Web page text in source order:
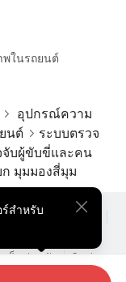
ถรองรับสายการ
อง , ไฟ LED, ไฟ
นาด 1000 ตาราง
เหลือในการใช้
องสำหรับสาย
แบบถักและ
ต่างกันตามลำดับ
บการจัดเก็บและ
ารควบคุมคุณภาพ
รณ์เฉพาะทางที่
รถยนต์แบบอะนา
วัดภาพสองมิติ \
บออสซิลโลสโคป
พในรถยนต์
อุปกรณ์ความ
นต์
ระบบตรวจ
จับผู้ขับขี่และคน
มุมมองสี่มุม
สำหรับ
ขายส่งผลิตภัณฑ์ร้อน
เป็นส่วนตัว
ติดต่อ